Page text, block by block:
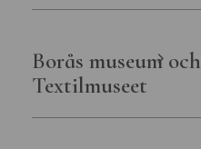
Borås museum och
Textilmuseet